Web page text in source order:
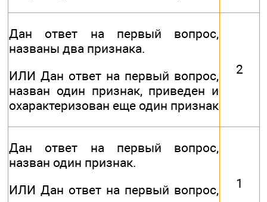
Дан ответ на первый вопрос,
названы два признака.
ИЛИ Дан ответ на первый вопрос,
назван один признак, приведен и
охарактеризован еще один признак
2
Дан ответ на первый вопрос,
назван один признак.
ИЛИ Дан ответ на первый вопрос,
1